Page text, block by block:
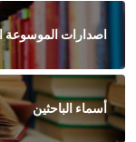
اصدارات الموسوعة
أسماء الباحثين